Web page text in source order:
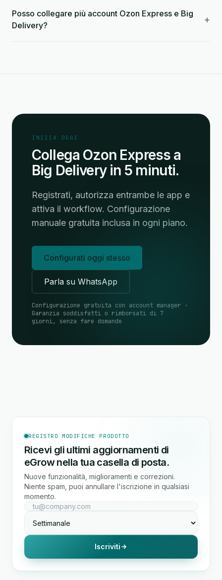
Posso collegare più account Ozon Express e Big
Delivery?
+
INIZIA OGGI
Collega Ozon Express a
Big Delivery in 5 minuti.
Registrati, autorizza entrambe le app e
attiva il workflow. Configurazione
manuale gratuita inclusa in ogni piano.
Configurati oggi stesso
Parla su WhatsApp
Configurazione gratuita con account manager ·
Garanzia soddisfatti o rimborsati di 7
giorni, senza fare domande
REGISTRO MODIFICHE PRODOTTO
Ricevi gli ultimi aggiornamenti di
eGrow nella tua casella di posta.
Nuove funzionalità, miglioramenti e correzioni.
Niente spam, puoi annullare l'iscrizione in qualsiasi
momento.
Iscriviti